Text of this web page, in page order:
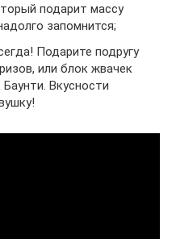
подарит массу
запомнится;
Подарите подругу
или блок жвачек
Вкусности